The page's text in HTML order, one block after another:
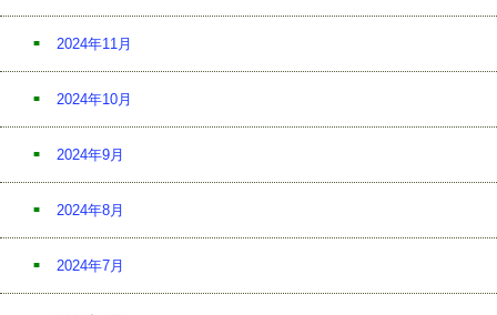
2024年11月
2024年10月
2024年9月
2024年8月
2024年7月